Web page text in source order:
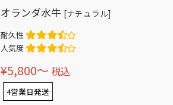
オランダ水牛 [ナチュラル]
耐久性
人気度
¥5,800〜 税込
4営業日発送